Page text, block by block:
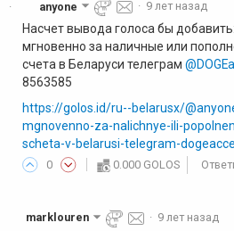
· anyone · 9 лет назад
Насчет вывода голоса бы
мгновенно за наличные или
счета в Беларуси телеграм
8563585
https://golos.id/ru--belarusx/
mgnovenno-za-nalichnye-ili-
scheta-v-belarusi-telegram-
0 0.000 GOLOS
marklouren · 9 лет назад